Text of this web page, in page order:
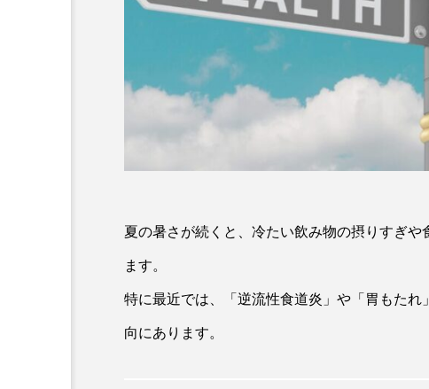
夏の暑さが続くと、冷たい飲み物の摂りすぎ
ます。
特に最近では、「逆流性食道炎」や「胃もた
向にあります。